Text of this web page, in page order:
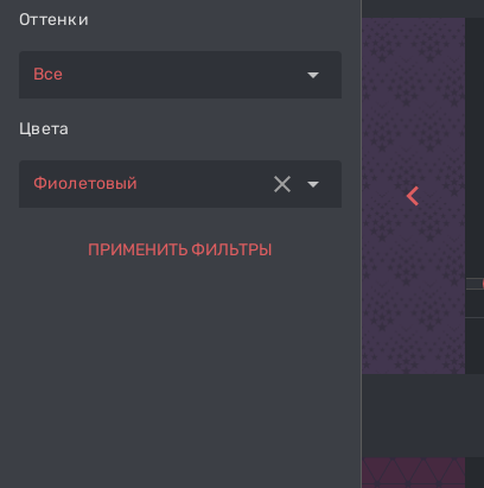
Оттенки
Все arrow_drop_down
Цвета
Фиолетовый clear arrow_drop_down
ПРИМЕНИТЬ ФИЛЬТРЫ
navigate_before